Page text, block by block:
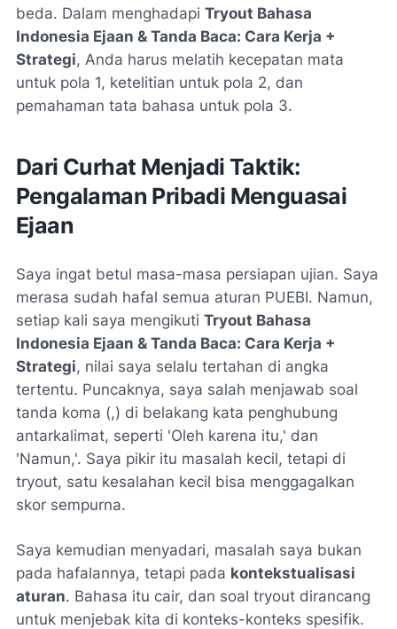
beda. Dalam menghadapi Tryout Bahasa
Indonesia Ejaan & Tanda Baca: Cara Kerja +
Strategi, Anda harus melatih kecepatan mata
untuk pola 1, ketelitian untuk pola 2, dan
pemahaman tata bahasa untuk pola 3.
Dari Curhat Menjadi Taktik:
Pengalaman Pribadi Menguasai
Ejaan
Saya ingat betul masa-masa persiapan ujian. Saya
merasa sudah hafal semua aturan PUEBI. Namun,
setiap kali saya mengikuti Tryout Bahasa
Indonesia Ejaan & Tanda Baca: Cara Kerja +
Strategi, nilai saya selalu tertahan di angka
tertentu. Puncaknya, saya salah menjawab soal
tanda koma (,) di belakang kata penghubung
antarkalimat, seperti 'Oleh karena itu,' dan
'Namun,'. Saya pikir itu masalah kecil, tetapi di
tryout, satu kesalahan kecil bisa menggagalkan
skor sempurna.
Saya kemudian menyadari, masalah saya bukan
pada hafalannya, tetapi pada kontekstualisasi
aturan. Bahasa itu cair, dan soal tryout dirancang
untuk menjebak kita di konteks-konteks spesifik.